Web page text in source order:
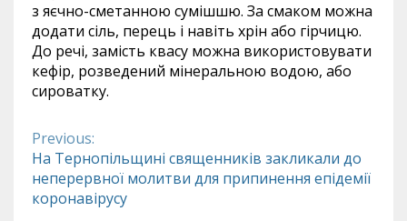
з яєчно-сметанною сумішшю. За смаком можна
додати сіль, перець і навіть хрін або гірчицю.
До речі, замість квасу можна використовувати
кефір, розведений мінеральною водою, або
сироватку.
Continue
Reading
Previous:
На Тернопільщині священників закликали до
неперервної молитви для припинення епідемії
коронавірусу